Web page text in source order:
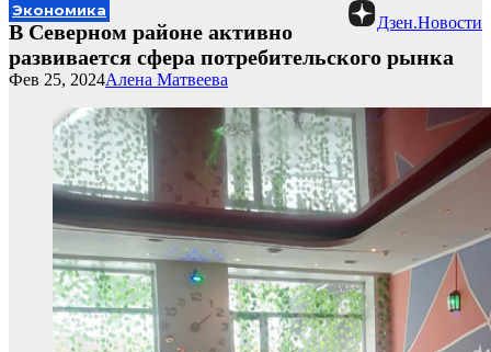
Дзен.Новости
Экономика
В Северном районе активно
развивается сфера потребительского рынка
Алена Матвеева
Фев 25, 2024